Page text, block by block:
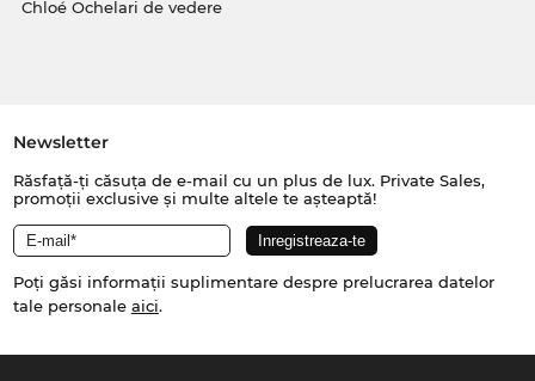
Chloé Ochelari de vedere
Newsletter
Răsfață-ți căsuța de e-mail cu un plus de lux. Private Sales,
promoții exclusive și multe altele te așteaptă!
Poți găsi informații suplimentare despre prelucrarea datelor
tale personale aici.